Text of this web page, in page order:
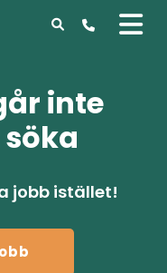
inte
jobb istället!